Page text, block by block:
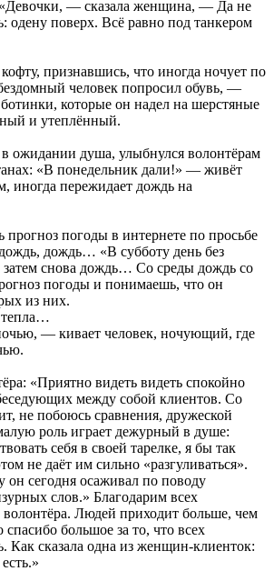
— сказала женщина, — Да не
одену поверх. Всё равно под танкером
признавшись, что иногда ночует по
человек попросил обувь, —
которые он надел на шерстяные
и утеплённый.
ожидании душа, улыбнулся волонтёрам
«В понедельник дали!» — живёт
иногда пережидает дождь на
прогноз погоды в интернете по просьбе
дождь… «В субботу день без
снова дождь… Со среды дождь со
погоды и понимаешь, что он
из них.
— кивает человек, ночующий, где
«Приятно видеть видеть спокойно
между собой клиентов. Со
не побоюсь сравнения, дружеской
роль играет дежурный в душе:
себя в своей тарелке, я бы так
не даёт им сильно «разгуливаться».
сегодня осаживал по поводу
слов.» Благодарим всех
Людей приходит больше, чем
большое за то, что всех
Как сказала одна из женщин-клиенток: